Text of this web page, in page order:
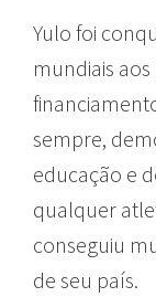
Yulo foi
mundiais
sempre,
educação e
qualquer
conseguiu
de seu país.